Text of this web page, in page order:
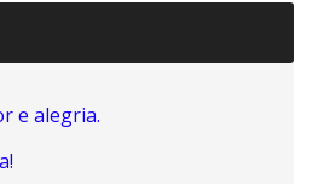
e alegria.